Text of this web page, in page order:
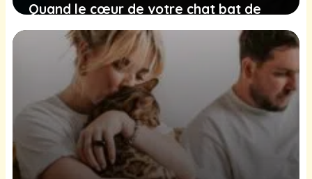
Quand le cœur de votre chat bat de
manière irrégulière : comprendre
l’insuffisance cardiaque féline pour
mieux la gérer
22 décembre 2024